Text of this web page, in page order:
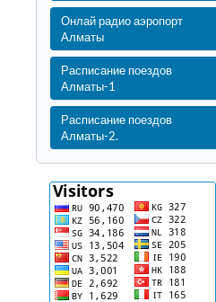
Онлай радио аэропорт
Алматы
Расписание поездов
Алматы-1
Расписание поездов
Алматы-2.